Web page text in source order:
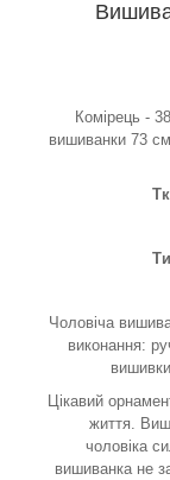
Комірець -
вишиванки 73
Чоловіча
виконання:
Цікавий
життя.
чоловіка
вишиванка не